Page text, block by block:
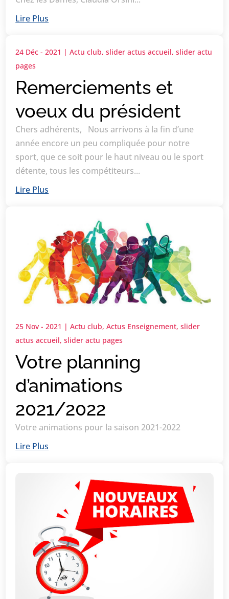
Lire Plus
Remerciements et
voeux du président
24 Déc - 2021 |Actu club,slider actus accueil,slider actu
pages
Chers adhérents, Nous arrivons à la fin d’une
année encore un peu compliquée pour notre
sport, que ce soit pour le haut niveau ou le sport
détente, tous les compétiteurs...
Lire Plus
Votre planning
d’animations
2021/2022
25 Nov - 2021 |Actu club,Actus Enseignement,slider
actus accueil,slider actu pages
Votre animations pour la saison 2021-2022
Lire Plus